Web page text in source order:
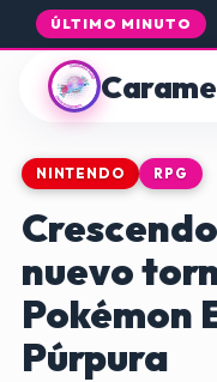
ÚLTIMO MINUTO
de Rogue Core a PS5
NINTENDO RPG
nuevo
Pokémon
Púrpura